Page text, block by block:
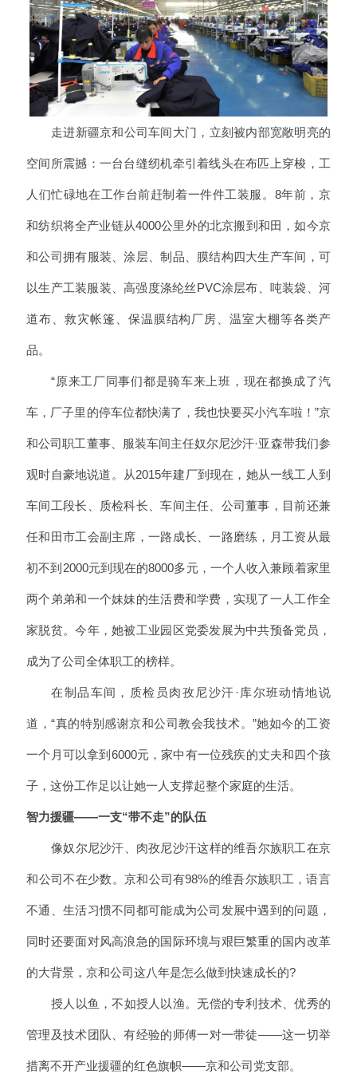
走进新疆京和公司车间大门，立刻被内部宽敞明亮的
空间所震撼：一台台缝纫机牵引着线头在布匹上穿梭，工
人们忙碌地在工作台前赶制着一件件工装服。8年前，京
和纺织将全产业链从4000公里外的北京搬到和田，如今京
和公司拥有服装、涂层、制品、膜结构四大生产车间，可
以生产工装服装、高强度涤纶丝PVC涂层布、吨装袋、河
道布、救灾帐篷、保温膜结构厂房、温室大棚等各类产
品。
“原来工厂同事们都是骑车来上班，现在都换成了汽
车，厂子里的停车位都快满了，我也快要买小汽车啦！”京
和公司职工董事、服装车间主任奴尔尼沙汗·亚森带我们参
观时自豪地说道。从2015年建厂到现在，她从一线工人到
车间工段长、质检科长、车间主任、公司董事，目前还兼
任和田市工会副主席，一路成长、一路磨练，月工资从最
初不到2000元到现在的8000多元，一个人收入兼顾着家里
两个弟弟和一个妹妹的生活费和学费，实现了一人工作全
家脱贫。今年，她被工业园区党委发展为中共预备党员，
成为了公司全体职工的榜样。
在制品车间，质检员肉孜尼沙汗·库尔班动情地说
道，“真的特别感谢京和公司教会我技术。”她如今的工资
一个月可以拿到6000元，家中有一位残疾的丈夫和四个孩
子，这份工作足以让她一人支撑起整个家庭的生活。
智力援疆——一支“带不走”的队伍
像奴尔尼沙汗、肉孜尼沙汗这样的维吾尔族职工在京
和公司不在少数。京和公司有98%的维吾尔族职工，语言
不通、生活习惯不同都可能成为公司发展中遇到的问题，
同时还要面对风高浪急的国际环境与艰巨繁重的国内改革
的大背景，京和公司这八年是怎么做到快速成长的?
授人以鱼，不如授人以渔。无偿的专利技术、优秀的
管理及技术团队、有经验的师傅一对一带徒——这一切举
措离不开产业援疆的红色旗帜——京和公司党支部。